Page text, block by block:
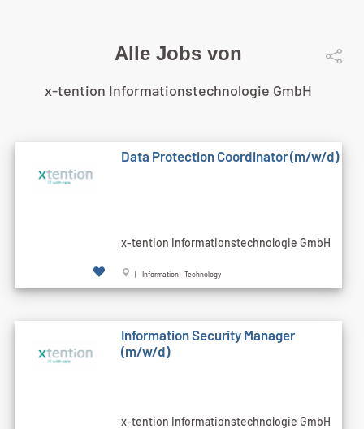
Alle Jobs von
x-tention Informationstechnologie GmbH
Data Protection Coordinator (m/w/d)
x-tention Informationstechnologie GmbH
| Information Technology
Information Security Manager
(m/w/d)
x-tention Informationstechnologie GmbH